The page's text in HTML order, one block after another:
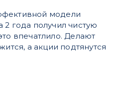
модели
года получил чистую
впечатлило. Делают
а акции подтянутся